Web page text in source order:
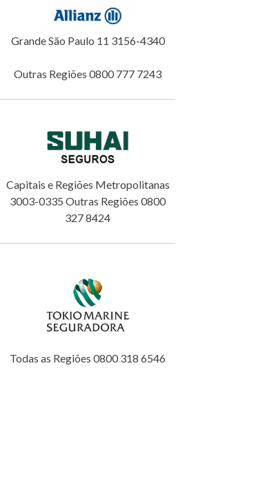
Grande São Paulo 11 3156-4340
Outras Regiões 0800 777 7243
Capitais e Regiões Metropolitanas
3003-0335 Outras Regiões 0800
327 8424
Todas as Regiões 0800 318 6546